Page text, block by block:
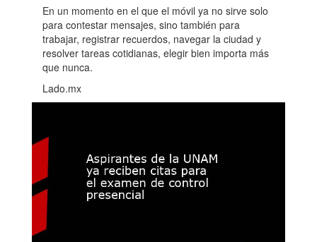
En un momento en el que el móvil ya no sirve solo
para contestar mensajes, sino también para
trabajar, registrar recuerdos, navegar la ciudad y
resolver tareas cotidianas, elegir bien importa más
que nunca.
Lado.mx